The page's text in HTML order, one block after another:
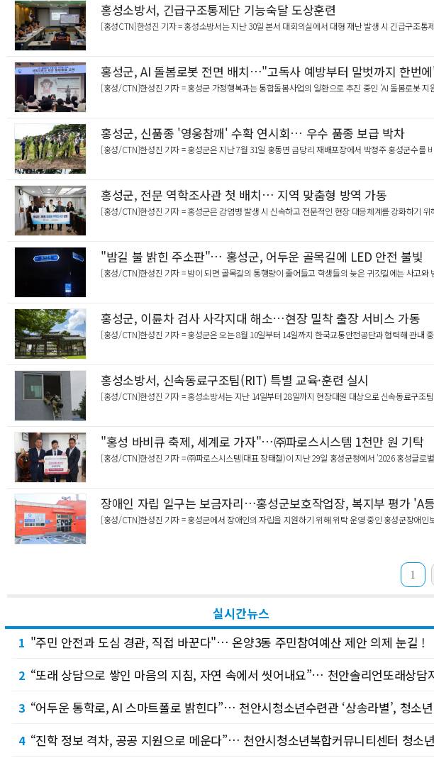
홍성소방서, 긴급구조통제단 기능숙달 도상훈련
[홍성CTN]한성진 기자 = 홍성소방서는 지난 30일 본서 대회의실에서 대형 재난 발생 시 긴급구조통
홍성군, AI 돌봄로봇 전면 배치…"고독사 예방부터 말벗까지 한번
[홍성/CTN]한성진 기자 = 홍성군 가정행복과는 통합돌봄사업의 일환으로 추진 중인 'AI 돌봄로봇
홍성군, 신품종 '영웅참깨' 수확 연시회… 우수 품종 보급 박차
[홍성/CTN]한성진 기자 = 홍성군은 지난 7월 31일 홍동면 금당리 재배포장에서 박정주 홍성군수를
홍성군, 전문 역학조사관 첫 배치… 지역 맞춤형 방역 가동
[홍성/CTN]한성진 기자 = 홍성군은 감염병 발생 시 신속하고 전문적인 현장 대응체계를 강화하기
"밤길 불 밝힌 주소판"… 홍성군, 어두운 골목길에 LED 안전 불빛
[홍성/CTN]한성진 기자 = 밤이 되면 골목길의 통행량이 줄어들고 학생들의 늦은 귀갓길에는 사고와
홍성군, 이륜차 검사 사각지대 해소…현장 밀착 출장 서비스 가동
[홍성/CTN]한성진 기자 = 홍성군은 오는 8월 10일부터 14일까지 한국교통안전공단과 협력해 관내
홍성소방서, 신속동료구조팀(RIT) 특별 교육·훈련 실시
[홍성/CTN]한성진 기자 = 홍성소방서는 지난 14일부터 28일까지 현장대원 대상으로 신속동료구조
"홍성 바비큐 축제, 세계로 가자"…㈜파로스시스템 1천만 원 기탁
[홍성/CTN]한성진 기자 = ㈜파로스시스템(대표 장태철)이 지난 29일 홍성군청에서 '2026 홍성글로
장애인 자립 일구는 보금자리…홍성군보호작업장, 복지부 평가 'A
[홍성/CTN]한성진 기자 = 홍성군에서 장애인의 자립을 지원하기 위해 위탁 운영 중인 홍성군장애
1
실시간뉴스
1 "주민 안전과 도심 경관, 직접 바꾼다"… 온양3동 주민참여예산 제안 의제 눈길 !
2 “또래 상담으로 쌓인 마음의 지침, 자연 속에서 씻어내요”… 천안솔리언또래상
3 “어두운 통학로, AI 스마트폴로 밝힌다”… 천안시청소년수련관 ‘상송라별’, 청소
4 “진학 정보 격차, 공공 지원으로 메운다”… 천안시청소년복합커뮤니티센터 청소